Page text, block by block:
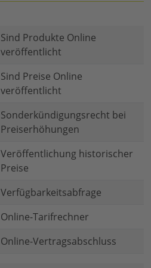
Sind Produkte Online
veröffentlicht
Sind Preise Online
veröffentlicht
Sonderkündigungsrecht bei
Preiserhöhungen
Veröffentlichung historischer
Preise
Verfügbarkeitsabfrage
Online-Tarifrechner
Online-Vertragsabschluss